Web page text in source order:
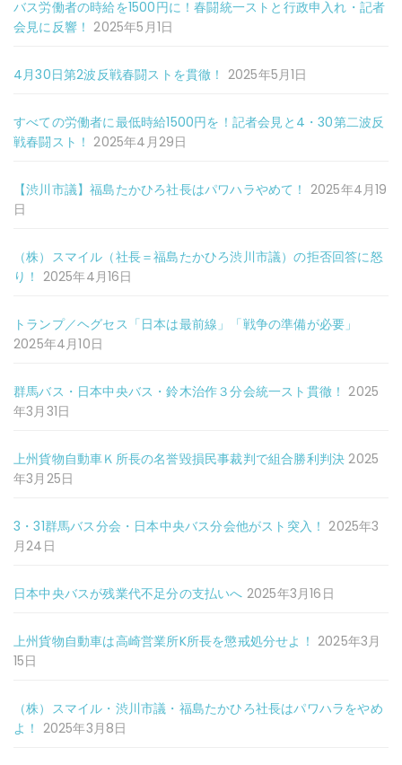
バス労働者の時給を1500円に！春闘統一ストと行政申入れ・記者
会見に反響！ 2025年5月1日
4月30日第2波反戦春闘ストを貫徹！ 2025年5月1日
すべての労働者に最低時給1500円を！記者会見と4・30第二波反
戦春闘スト！ 2025年4月29日
【渋川市議】福島たかひろ社長はパワハラやめて！ 2025年4月19
日
（株）スマイル（社長＝福島たかひろ渋川市議）の拒否回答に怒
り！ 2025年4月16日
トランプ／ヘグセス「日本は最前線」「戦争の準備が必要」
2025年4月10日
群馬バス・日本中央バス・鈴木治作３分会統一スト貫徹！ 2025
年3月31日
上州貨物自動車Ｋ所長の名誉毀損民事裁判で組合勝利判決 2025
年3月25日
3・31群馬バス分会・日本中央バス分会他がスト突入！ 2025年3
月24日
日本中央バスが残業代不足分の支払いへ 2025年3月16日
上州貨物自動車は高崎営業所K所長を懲戒処分せよ！ 2025年3月
15日
（株）スマイル・渋川市議・福島たかひろ社長はパワハラをやめ
よ！ 2025年3月8日